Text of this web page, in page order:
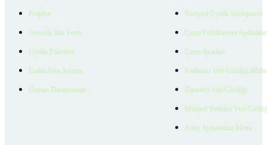
Projeler
Ücretsiz İlan Verin
Üyelik Paketleri
EmlakZeka Asistan
Uzman Danışmanlar
Bireysel Üyelik Sözleşmesi
Çerez Politikası ve
Çerez Ayarları
Kullanıcı Veri Gizliliği
Ziyaretçi Veri Gizliliği
Müşteri Yetkilisi Veri
Aday Aydınlatma Metni